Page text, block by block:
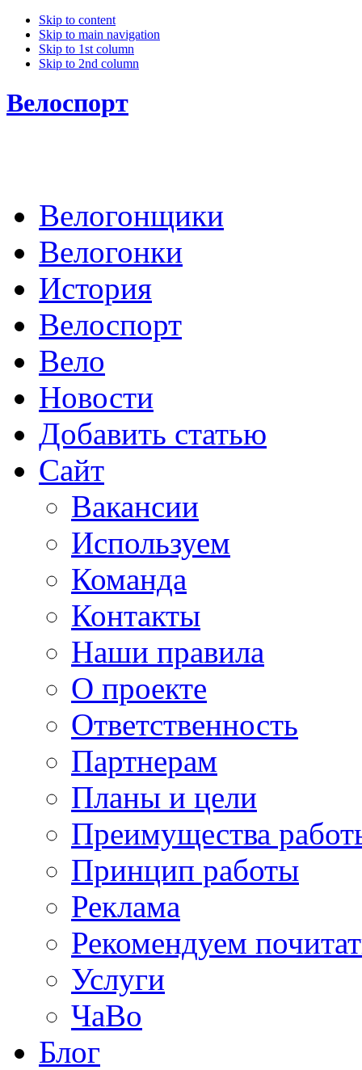
Skip to content
Skip to main navigation
Skip to 1st column
Skip to 2nd column
Велоспорт
Велогонщики
Велогонки
История
Велоспорт
Вело
Новости
Добавить статью
Сайт
Вакансии
Используем
Команда
Контакты
Наши правила
О проекте
Ответственность
Партнерам
Планы и цели
Преимущества
Принцип работы
Реклама
Рекомендуем
Услуги
ЧаВо
Блог